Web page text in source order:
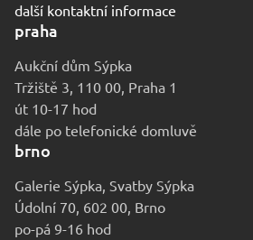
další kontaktní informace
praha
Aukční dům Sýpka
Tržiště 3, 110 00, Praha 1
út 10-17 hod
dále po telefonické domluvě
brno
Galerie Sýpka, Svatby Sýpka
Údolní 70, 602 00, Brno
po-pá 9-16 hod